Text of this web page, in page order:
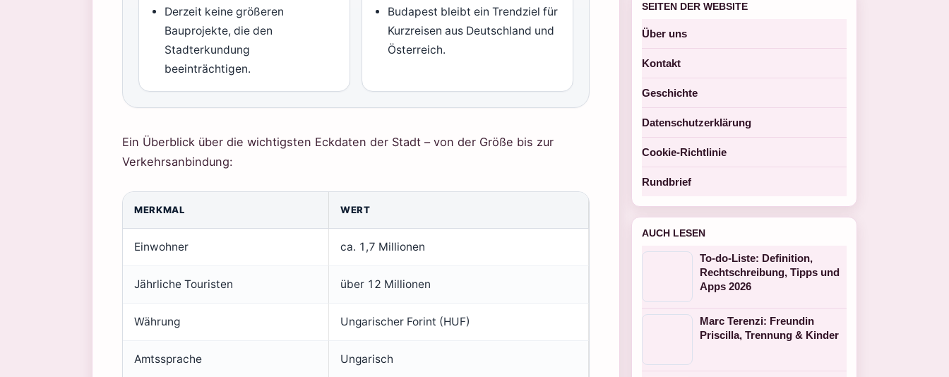
Derzeit keine größeren
Bauprojekte, die den
Stadterkundung
beeinträchtigen.
Budapest bleibt ein Trendziel für
Kurzreisen aus Deutschland und
Österreich.
Ein Überblick über die wichtigsten Eckdaten der Stadt – von der Größe bis zur
Verkehrsanbindung:
MERKMAL WERT
Einwohner ca. 1,7 Millionen
Jährliche Touristen über 12 Millionen
Währung Ungarischer Forint (HUF)
Amtssprache Ungarisch
SEITEN DER WEBSITE
Über uns
Kontakt
Geschichte
Datenschutzerklärung
Cookie-Richtlinie
Rundbrief
AUCH LESEN
To-do-Liste: Definition,
Rechtschreibung, Tipps und
Apps 2026
Marc Terenzi: Freundin
Priscilla, Trennung & Kinder